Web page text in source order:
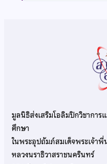
มูลนิธิส่งเสริมโอลิมปิกวิชากา
ศึกษา
ในพระอุปถัมภ์สมเด็จพระเจ้า
หลวงนราธิวาสราชนครินทร์